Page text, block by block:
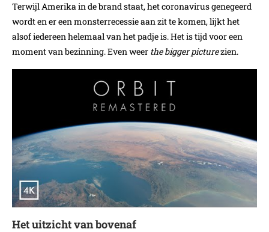
Terwijl Amerika in de brand staat, het coronavirus genegeerd
wordt en er een monsterrecessie aan zit te komen, lijkt het
alsof iedereen helemaal van het padje is. Het is tijd voor een
moment van bezinning. Even weer the bigger picturezien.
Het uitzicht van bovenaf